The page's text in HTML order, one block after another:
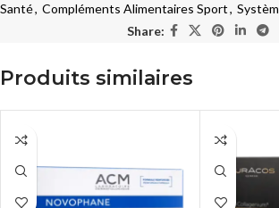
Santé, Compléments Alimentaires Sport,
Share:
Produits similaires